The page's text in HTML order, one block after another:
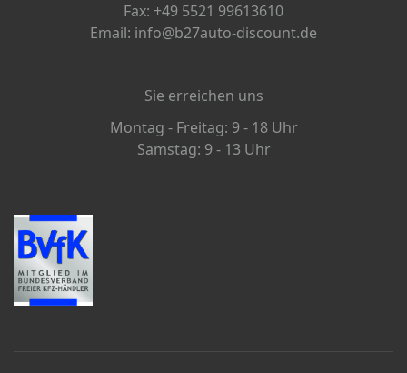
Fax: +49 5521 99613610
Email: info@b27auto-discount.de
Sie erreichen uns
Montag - Freitag: 9 - 18 Uhr
Samstag: 9 - 13 Uhr